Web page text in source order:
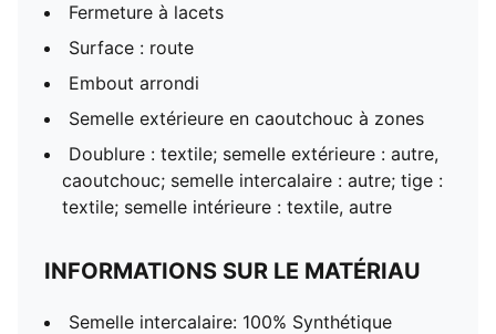
Fermeture à lacets
Surface : route
Embout arrondi
Semelle extérieure en caoutchouc à zones
Doublure : textile; semelle extérieure : autre,
caoutchouc; semelle intercalaire : autre; tige :
textile; semelle intérieure : textile, autre
INFORMATIONS SUR LE MATÉRIAU
Semelle intercalaire: 100% Synthétique